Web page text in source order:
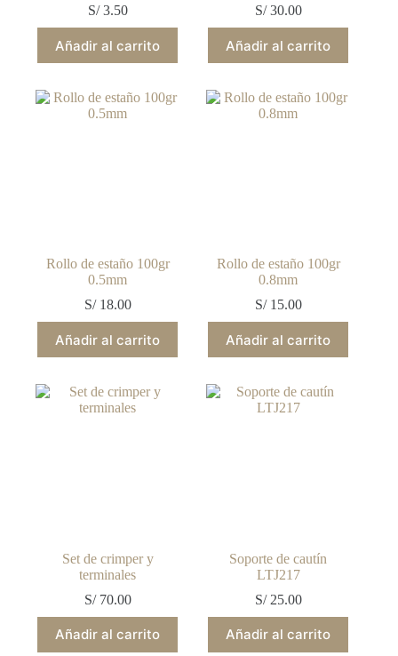
S/3.50
Añadir al carrito
S/30.00
Añadir al carrito
Rollo de estaño 100gr
0.5mm
S/18.00
Añadir al carrito
Rollo de estaño 100gr
0.8mm
S/15.00
Añadir al carrito
Set de crimper y
terminales
S/70.00
Añadir al carrito
Soporte de cautín
LTJ217
S/25.00
Añadir al carrito